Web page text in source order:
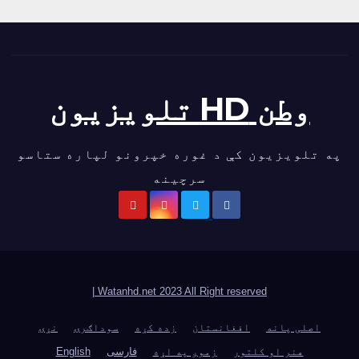
وطن HD تلویزیون
په تلویزیون کې د غوره خپرونو لپاره ستاسو
سرچینه
Watanhd.net 2023 All Right reserved
|
اصلی پانه افغانستان زده کړه سوداګرۍ
نړۍ
هنر او کلتور
زموږ په اړه فارسی English